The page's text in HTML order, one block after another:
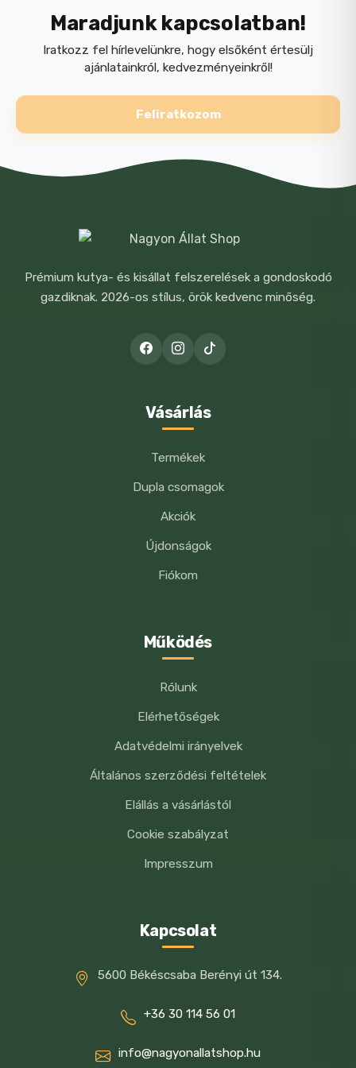
E-MAIL
A NEVEM, E-MAIL CÍMEM, ÉS
WEBOLDALCÍMEM MENTÉSE A
Maradjunk kapcsolatban!
Iratkozz fel hírlevelünkre, hogy elsőként értesülj
ajánlatainkról, kedvezményeinkről!
Feliratkozom
Prémium kutya- és kisállat felszerelések a gondoskodó
gazdiknak. 2026-os stílus, örök kedvenc minőség.
Vásárlás
Termékek
Dupla csomagok
Akciók
Újdonságok
Fiókom
Működés
Rólunk
Elérhetőségek
Adatvédelmi irányelvek
Általános szerződési feltételek
Elállás a vásárlástól
Cookie szabályzat
Impresszum
Kapcsolat
5600 Békéscsaba Berényi út 134.
+36 30 114 56 01
info@nagyonallatshop.hu